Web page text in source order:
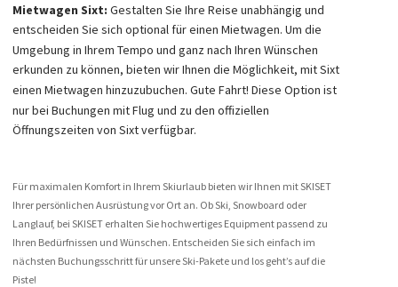
Die verfügbaren Flüge und Flugpläne werden während des
Buchungsvorgangs in Echtzeit angezeigt, deshalb können die Tarife
innerhalb von Stunden variieren.
Die Auswahl der Fluges erfolgt durch den Kunden. Voyage Privé kann
von daher nicht für zu späte Ankünfte oder zu frühe Rückkehr
verantwortlich gemacht werden.
wählen, müssen Sie selbst für die Kosten der Unterbringung in dieser
Nacht aufkommen, sie werden nicht von Voyage Privé getragen.
Vergleichen Sie die Daten Ihres Fluges mit denen Ihrer Hotelbuchung.
Voyage Privé ist nicht dafür verantwortlich, wenn die Daten nicht
Mietwagen Sixt: Gestalten Sie Ihre Reise unabhängig und
entscheiden Sie sich optional für einen Mietwagen. Um die
Umgebung in Ihrem Tempo und ganz nach Ihren Wünschen
erkunden zu können, bieten wir Ihnen die Möglichkeit, mit Sixt
einen Mietwagen hinzuzubuchen. Gute Fahrt! Diese Option ist
nur bei Buchungen mit Flug und zu den offiziellen
Öffnungszeiten von Sixt verfügbar.
Für maximalen Komfort in Ihrem Skiurlaub bieten wir Ihnen mit SKISET
Ihrer persönlichen Ausrüstung vor Ort an. Ob Ski, Snowboard oder
Langlauf, bei SKISET erhalten Sie hochwertiges Equipment passend zu
Ihren Bedürfnissen und Wünschen. Entscheiden Sie sich einfach im
nächsten Buchungsschritt für unsere Ski-Pakete und los geht’s auf die
Piste!